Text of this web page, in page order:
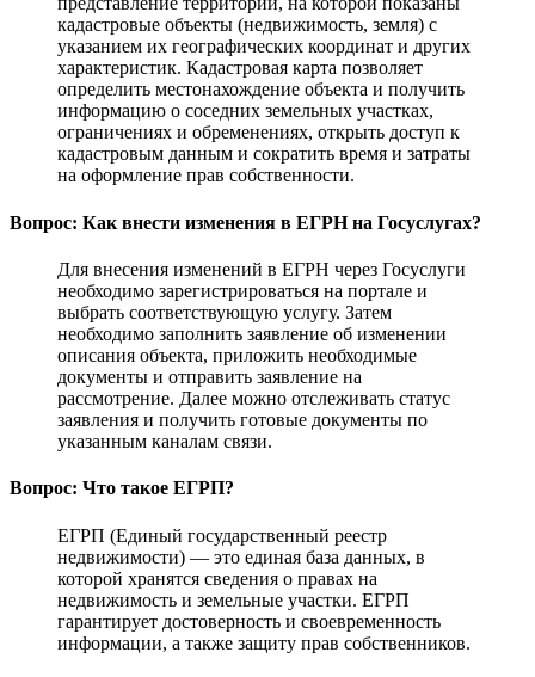
кадастровые объекты (недвижимость, земля) с
указанием их географических координат и других
характеристик. Кадастровая карта позволяет
определить местонахождение объекта и получить
информацию о соседних земельных участках,
ограничениях и обременениях, открыть доступ к
кадастровым данным и сократить время и затраты
на оформление прав собственности.
Вопрос: Как внести изменения в ЕГРН на Госуслугах?
Для внесения изменений в ЕГРН через Госуслуги
необходимо зарегистрироваться на портале и
выбрать соответствующую услугу. Затем
необходимо заполнить заявление об изменении
описания объекта, приложить необходимые
документы и отправить заявление на
рассмотрение. Далее можно отслеживать статус
заявления и получить готовые документы по
указанным каналам связи.
Вопрос: Что такое ЕГРП?
ЕГРП (Единый государственный реестр
недвижимости) — это единая база данных, в
которой хранятся сведения о правах на
недвижимость и земельные участки. ЕГРП
гарантирует достоверность и своевременность
информации, а также защиту прав собственников.